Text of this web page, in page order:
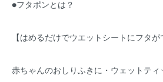
●フタポンとは？
【はめるだけでウエットシートにフタが
赤ちゃんのおしりふきに・ウェットテ